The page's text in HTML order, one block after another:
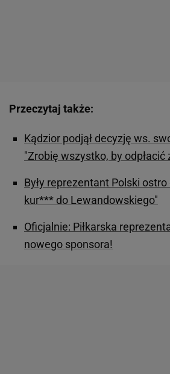
Przeczytaj także:
Kądzior podjął decyzję ws.
"Zrobię wszystko, by odpłacić
Były reprezentant Polski
kur*** do Lewandowskiego"
Oficjalnie: Piłkarska
nowego sponsora!